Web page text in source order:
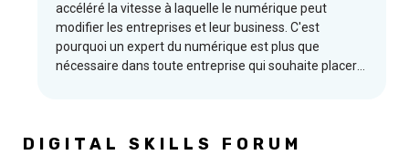
accéléré la vitesse à laquelle le numérique peut
modifier les entreprises et leur business. C'est
pourquoi un expert du numérique est plus que
nécessaire dans toute entreprise qui souhaite placer
DIGITAL SKILLS FORUM